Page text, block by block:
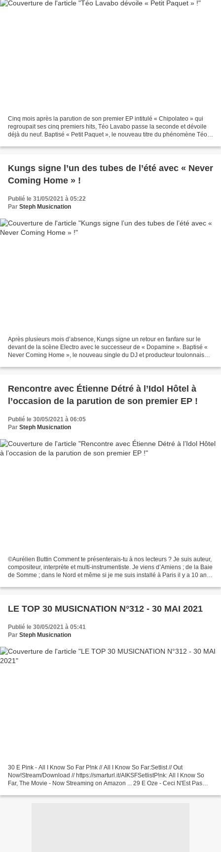
Cinq mois après la parution de son premier EP intitulé « Chipolateo » qui
regroupait ses cinq premiers hits, Téo Lavabo passe la seconde et dévoile
déjà du neuf. Baptisé « Petit Paquet », le nouveau titre du phénomène Téo
Kungs signe l’un des tubes de l’été avec « Never
Coming Home » !
Publié le 31/05/2021 à 05:22
Par Steph Musicnation
Après plusieurs mois d’absence, Kungs signe un retour en fanfare sur le
devant de la scène Electro avec le successeur de « Dopamine ». Baptisé «
Never Coming Home », le nouveau single du DJ et producteur toulonnais
Rencontre avec Étienne Détré à l’Idol Hôtel à
l’occasion de la parution de son premier EP !
Publié le 30/05/2021 à 06:05
Par Steph Musicnation
©Aurélien Buttin Comment te présenterais-tu à nos lecteurs ? Je suis auteur,
compositeur, interprète et multi-instrumentiste. Je viens d’Amiens ; de la Baie
de Somme ; dans le Nord et même si je me suis installé à Paris il y a 10 ans
LE TOP 30 MUSICNATION N°312 - 30 MAI 2021
Publié le 30/05/2021 à 05:41
Par Steph Musicnation
30 E Pink - All I Know So Far P!nk // All I Know So Far:Setlist // Out
Now!Stream/Download // https://smarturl.it/AIKSFSetlistP!nk: All I Know So
Far, The Movie - Now Streaming on Amazon ... 29 E Oze - Ceci N'Est Pas